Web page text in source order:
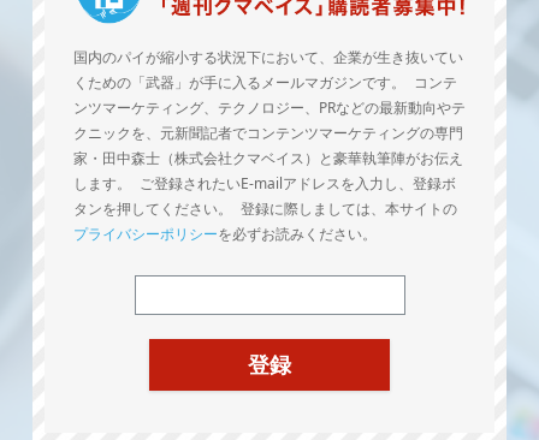
国内のパイが縮小する状況下において、企業が生き抜いてい
くための「武器」が手に入るメールマガジンです。 コンテ
ンツマーケティング、テクノロジー、PRなどの最新動向やテ
クニックを、元新聞記者でコンテンツマーケティングの専門
家・田中森士（株式会社クマベイス）と豪華執筆陣がお伝え
します。 ご登録されたいE-mailアドレスを入力し、登録ボ
タンを押してください。 登録に際しましては、本サイトの
プライバシーポリシーを必ずお読みください。